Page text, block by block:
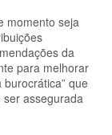
momento seja
da
para melhorar
que
assegurada